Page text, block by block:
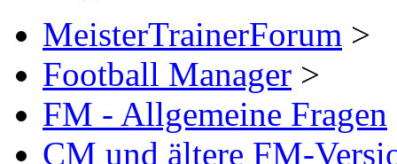
MeisterTrainerForum >
Football Manager >
FM - Allgemeine Fragen
CM und ältere FM-